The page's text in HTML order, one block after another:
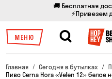
🚚 Бесплатная
⚡Привезем
МЕНЮ
Главная Сегодня в бутылках
Пиво Cerna Hora «Velen 12» белое